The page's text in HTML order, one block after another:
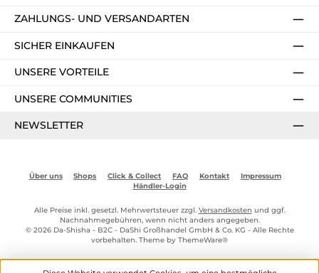
ZAHLUNGS- UND VERSANDARTEN
SICHER EINKAUFEN
UNSERE VORTEILE
UNSERE COMMUNITIES
NEWSLETTER
Über uns Shops Click & Collect FAQ Kontakt
Impressum
Händler-Login
Alle Preise inkl. gesetzl. Mehrwertsteuer zzgl. Versandkosten und ggf.
Nachnahmegebühren, wenn nicht anders angegeben.
© 2026 Da-Shisha - B2C - DaShi Großhandel GmbH & Co. KG - Alle Rechte
vorbehalten. Theme by ThemeWare®